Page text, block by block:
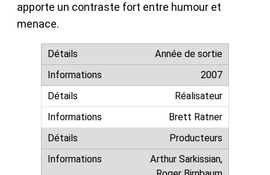
apporte un contraste fort entre humour et
menace.
Année de sortie
2007
Réalisateur
Brett Ratner
Producteurs
Arthur Sarkissian,